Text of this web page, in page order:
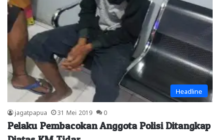
Headline
jagatpapua 31 Mei 2019 0
Pelaku Pembacokan Anggota Polisi Ditangkap